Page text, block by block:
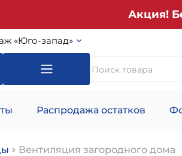
Акция!
«Юго-запад»
Распродажа остатков
Вентиляция загородного дома